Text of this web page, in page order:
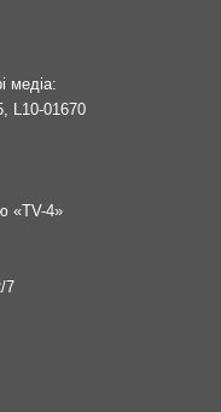
медіа:
L10-01670
«TV-4»
7